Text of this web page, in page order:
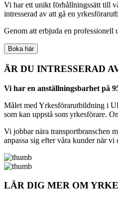
Vi har ett unikt förhållningssätt till
intresserad av att gå en
Genom att erbjuda en professionell
Boka här
ÄR DU INTRESSERAD
Vi har en anställningsbarhet på
Målet med Yrkesförarutbildning i
som kan uppstå som yrkesförare.
Vi jobbar nära transportbranschen
anpassa sig efter våra kunder när
LÄR DIG MER OM